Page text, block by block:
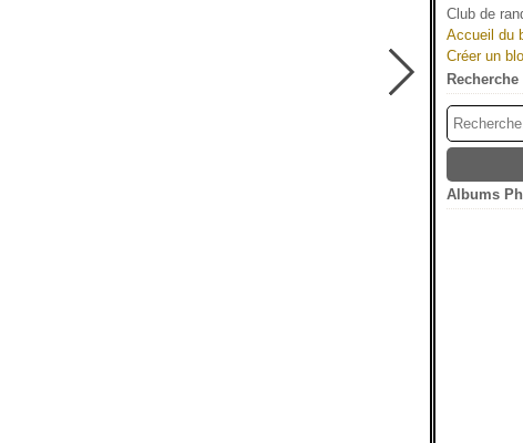
Club de
Accueil du
Créer un
Recherche
Albums